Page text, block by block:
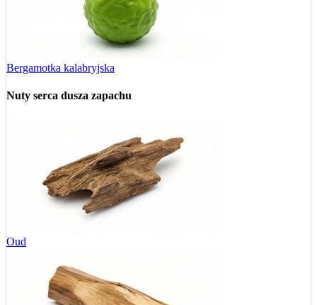
Bergamotka kalabryjska
Nuty serca dusza zapachu
Oud